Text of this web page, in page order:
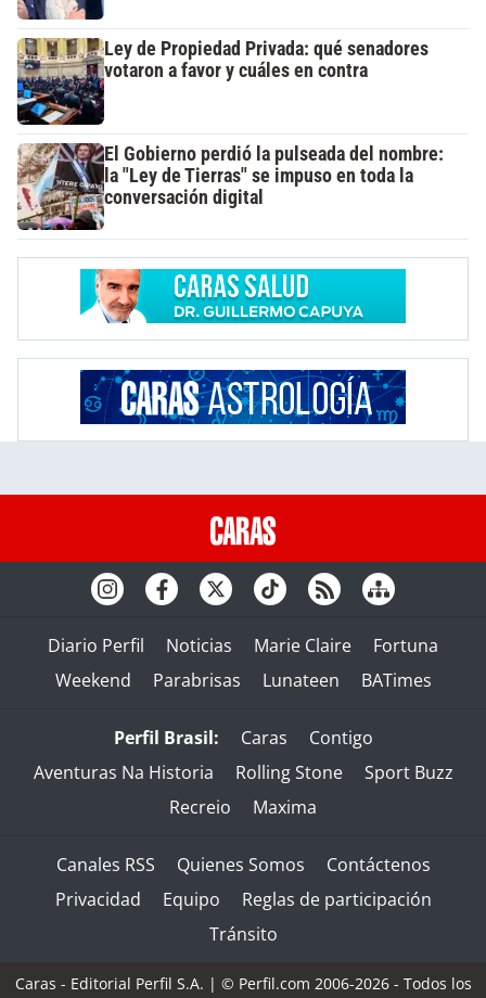
Ley de Propiedad Privada: qué senadores
votaron a favor y cuáles en contra
El Gobierno perdió la pulseada del nombre:
la "Ley de Tierras" se impuso en toda la
conversación digital
Diario Perfil Noticias Marie Claire
Fortuna
Weekend
Parabrisas Lunateen BATimes
Perfil Brasil: Caras
Contigo
Aventuras Na Historia
Rolling Stone
Sport Buzz
Recreio
Maxima
Canales RSS Quienes Somos
Contáctenos
Privacidad
Equipo
Reglas de participación
Tránsito
Caras - Editorial Perfil S.A. | © Perfil.com 2006-2026 - Todos los